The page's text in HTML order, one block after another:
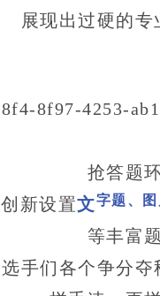
展现出过硬的专
抢答题
创新设置文字题、图
等丰富
选手们各个争分夺